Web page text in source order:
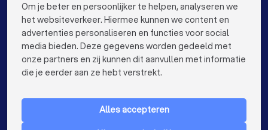
Notarissen in Haarlem
Notarissen in Arnhem
Notarissen in Amersfoort
Notarissen in Apeldoorn
Notarissen in Den Bosch
Notarissen in Dordrecht
VOOR PARTICULIEREN keyboard_arrow_down
Om je beter en persoonlijker te helpen, analyseren we
het websiteverkeer. Hiermee kunnen we content en
advertenties personaliseren en functies voor social
media bieden. Deze gegevens worden gedeeld met
onze partners en zij kunnen dit aanvullen met informatie
die je eerder aan ze hebt verstrekt.
Alles accepteren